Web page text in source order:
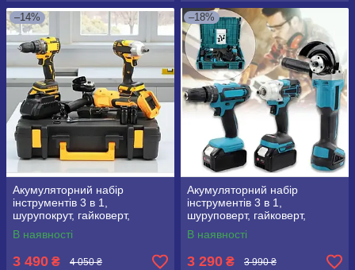
–14%
Акумуляторний набір
інструментів 3 в 1,
шурупокрут, гайковерт,
болгарка (36V/6.0Ah)
В наявності
3 490 ₴ 4 050 ₴
–18%
Акумуляторний набір
інструментів 3 в 1,
шуруповерт, гайковерт,
болгарка 36V/6.0Ah
В наявності
3 290 ₴ 3 990 ₴